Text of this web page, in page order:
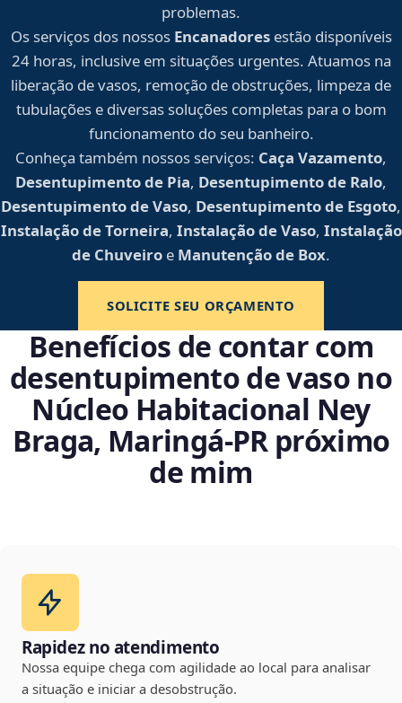
problemas.
Os serviços dos nossos Encanadoresestão disponíveis
24 horas, inclusive em situações urgentes. Atuamos na
liberação de vasos, remoção de obstruções, limpeza de
tubulações e diversas soluções completas para o bom
funcionamento do seu banheiro.
Conheça também nossos serviços: Caça Vazamento,
Desentupimento de Pia, Desentupimento de Ralo,
Desentupimento de Vaso, Desentupimento de Esgoto,
Instalação de Torneira, Instalação de Vaso, Instalação
de Chuveiro e Manutenção de Box.
SOLICITE SEU ORÇAMENTO
Benefícios de contar com
desentupimento de vaso no
Núcleo Habitacional Ney
Braga, Maringá‑PR próximo
de mim
Rapidez no atendimento
Nossa equipe chega com agilidade ao local para analisar
a situação e iniciar a desobstrução.